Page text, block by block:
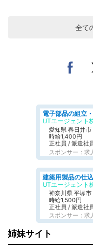
全て
UTエージェント
愛知県 春日井市
時給1,400円
正社員 / 派遣社
スポンサー：求
神奈川県 平塚市
時給1,500円
正社員 / 派遣社
スポンサー：求
姉妹サイト